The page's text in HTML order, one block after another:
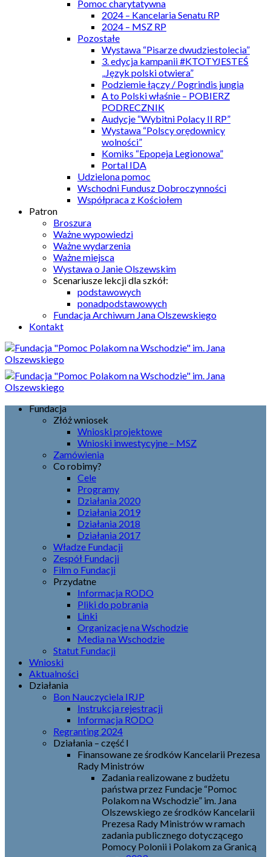
Pomoc charytatywna
2024 – Kancelaria Senatu RP
2024 – MSZ RP
Pozostałe
Wystawa “Pisarze dwudziestolecia”
3. edycja kampanii #KTOTYJESTEŚ
„Język polski otwiera”
Podziemie łączy / Pogrindis jungia
A to Polski właśnie – POBIERZ
PODRECZNIK
Audycje “Wybitni Polacy II RP”
Wystawa “Polscy orędownicy
wolności”
Komiks “Epopeja Legionowa”
Portal IDA
Udzielona pomoc
Wschodni Fundusz Dobroczynności
Współpraca z Kościołem
Patron
Broszura
Ważne wypowiedzi
Ważne wydarzenia
Ważne miejsca
Wystawa o Janie Olszewskim
Scenariusze lekcji dla szkół:
podstawowych
ponadpodstawowych
Fundacja Archiwum Jana Olszewskiego
Kontakt
Fundacja
Złóż wniosek
Wnioski projektowe
Wnioski inwestycyjne – MSZ
Zamówienia
Co robimy?
Cele
Programy
Działania 2020
Działania 2019
Działania 2018
Działania 2017
Władze Fundacji
Zespół Fundacji
Film o Fundacji
Przydatne
Informacja RODO
Pliki do pobrania
Linki
Organizacje na Wschodzie
Media na Wschodzie
Statut Fundacji
Wnioski
Aktualności
Działania
Bon Nauczyciela IRJP
Instrukcja rejestracji
Informacja RODO
Regranting 2024
Działania – część I
Finansowane ze środków Kancelarii Prezesa
Rady Ministrów
Zadania realizowane z budżetu
państwa przez Fundacje “Pomoc
Polakom na Wschodzie” im. Jana
Olszewskiego ze środków Kancelarii
Prezesa Rady Ministrów w ramach
zadania publicznego dotyczącego
Pomocy Polonii i Polakom za Granicą